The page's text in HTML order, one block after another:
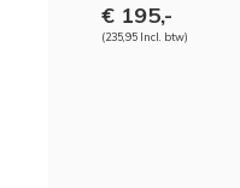
€ 195,-
(235,95 Incl. btw)